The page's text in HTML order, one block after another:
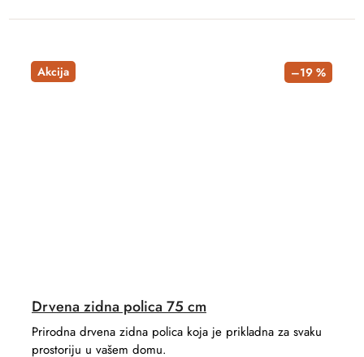
Akcija –19 %
Drvena zidna polica 75 cm
Prirodna drvena zidna polica koja je prikladna za svaku
prostoriju u vašem domu.